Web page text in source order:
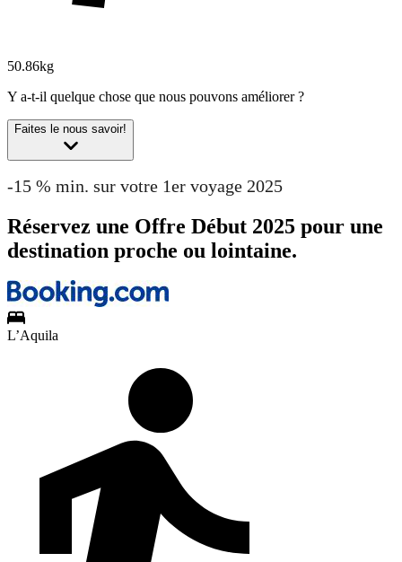
50.86kg
Y a-t-il quelque chose que nous pouvons améliorer ?
Faites le nous savoir!
-15 % min. sur votre 1er voyage 2025
Réservez une Offre Début 2025 pour une
destination proche ou lointaine.
L’Aquila